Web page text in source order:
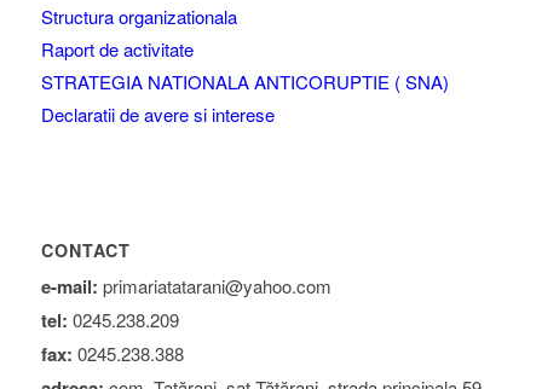
Structura organizationala
Raport de activitate
STRATEGIA NATIONALA ANTICORUPTIE ( SNA)
Declaratii de avere si interese
CONTACT
e-mail: primariatatarani@yahoo.com
tel: 0245.238.209
fax: 0245.238.388